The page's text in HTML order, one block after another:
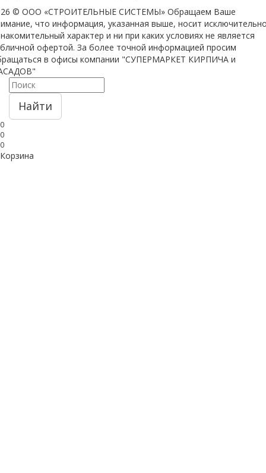
© ООО «СТРОИТЕЛЬНЫЕ СИСТЕМЫ» Обращаем Ваше
что информация, указанная выше, носит
характер и ни при каких условиях не является
офертой. За более точной информацией просим
в офисы компании "СУПЕРМАРКЕТ КИРПИЧА и
Найти
0
0
0
Корзина